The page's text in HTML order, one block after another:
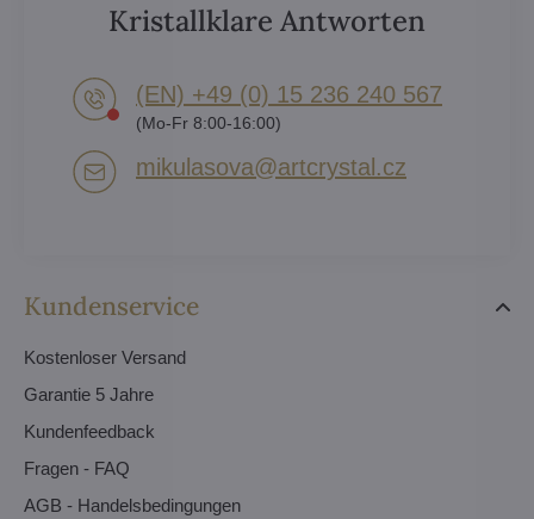
Kundenservice
Kostenloser Versand
Garantie 5 Jahre
Kundenfeedback
Fragen - FAQ
AGB - Handelsbedingungen
Kristallklare Antworten
(EN) +49 (0) 15 236 240 567
(Mo-Fr 8:00-16:00)
mikulasova​@artcrystal​.cz